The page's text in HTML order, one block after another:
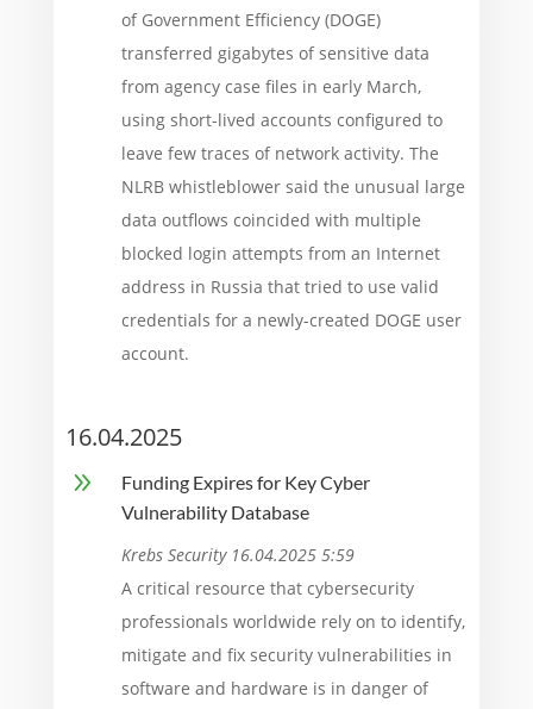
of Government Efficiency (DOGE)
transferred gigabytes of sensitive data
from agency case files in early March,
using short-lived accounts configured to
leave few traces of network activity. The
NLRB whistleblower said the unusual large
data outflows coincided with multiple
blocked login attempts from an Internet
address in Russia that tried to use valid
credentials for a newly-created DOGE user
account.
16.04.2025
9
Funding Expires for Key Cyber
Vulnerability Database
Krebs Security 16.04.2025 5:59
A critical resource that cybersecurity
professionals worldwide rely on to identify,
mitigate and fix security vulnerabilities in
software and hardware is in danger of